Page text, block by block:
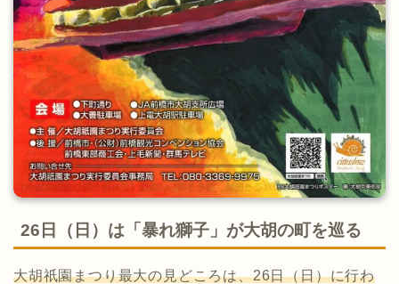
26日（日）は「暴れ獅子」が大胡の町を巡る
大胡祇園まつり最大の見どころは、26日（日）に行わ